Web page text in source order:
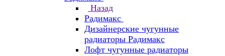
Назад
Радимакс
Дизайнерские чугунные
радиаторы Радимакс
Лофт чугунные радиаторы